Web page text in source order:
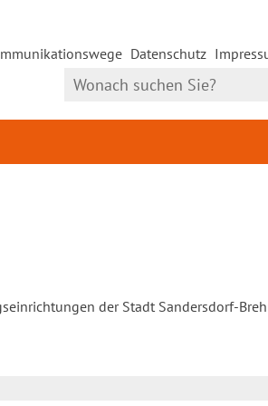
Datenschutz
der Stadt Sandersdorf-